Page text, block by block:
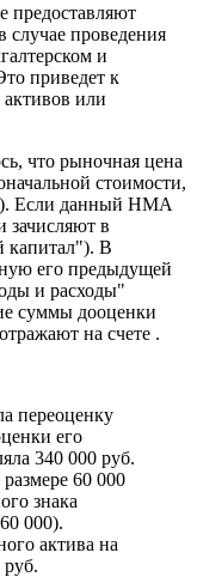
предоставляют
случае проведения
и
приведет к
или
что рыночная цена
стоимости,
Если данный НМА
зачисляют в
капитал"). В
его предыдущей
и расходы"
суммы дооценки
на счете .
переоценку
его
340 000 руб.
60 000
знака
000).
актива на